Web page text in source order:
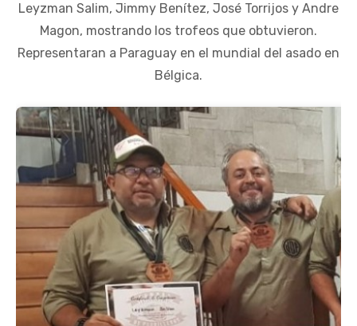
Leyzman Salim, Jimmy Benítez, José Torrijos y Andre
Magon, mostrando los trofeos que obtuvieron.
Representaran a Paraguay en el mundial del asado en
Bélgica.